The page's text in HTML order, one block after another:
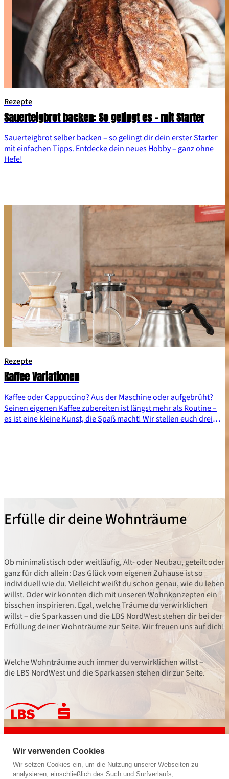
Rezepte
Sauerteigbrot backen: So gelingt es – mit Starter
Sauerteigbrot selber backen – so gelingt dir dein erster Starter
mit einfachen Tipps. Entdecke dein neues Hobby – ganz ohne
Hefe!
Rezepte
Kaffee Variationen
Kaffee oder Cappuccino? Aus der Maschine oder aufgebrüht?
Seinen eigenen Kaffee zubereiten ist längst mehr als Routine –
es ist eine kleine Kunst, die Spaß macht! Wir stellen euch drei
Erfülle dir deine Wohnträume
Ob minimalistisch oder weitläufig, Alt- oder Neubau, geteilt oder
ganz für dich allein: Das Glück vom eigenen Zuhause ist so
individuell wie du. Vielleicht weißt du schon genau, wie du leben
willst. Oder wir konnten dich mit unseren Wohnkonzepten ein
bisschen inspirieren. Egal, welche Träume du verwirklichen
willst – die Sparkassen und die LBS NordWest stehen dir bei der
Erfüllung deiner Wohnträume zur Seite. Wir freuen uns auf dich!
Welche Wohnträume auch immer du verwirklichen willst –
die LBS NordWest und die Sparkassen stehen dir zur Seite.
Wir geben deiner Zukunft ein Zuhause.
Wir verwenden Cookies
Wir setzen Cookies ein, um die Nutzung unserer Webseiten zu
analysieren, einschließlich des Such und Surfverlaufs,